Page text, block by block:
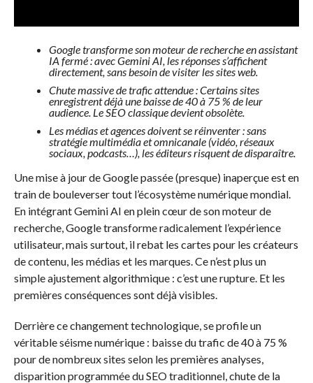
Google transforme son moteur de recherche en assistant
IA fermé : avec Gemini AI, les réponses s’affichent
directement, sans besoin de visiter les sites web.
Chute massive de trafic attendue : Certains sites
enregistrent déjà une baisse de 40 à 75 % de leur
audience. Le SEO classique devient obsolète.
Les médias et agences doivent se réinventer : sans
stratégie multimédia et omnicanale (vidéo, réseaux
sociaux, podcasts…), les éditeurs risquent de disparaître.
Une mise à jour de Google passée (presque) inaperçue est en
train de bouleverser tout l’écosystème numérique mondial.
En intégrant Gemini AI en plein cœur de son moteur de
recherche, Google transforme radicalement l’expérience
utilisateur, mais surtout, il rebat les cartes pour les créateurs
de contenu, les médias et les marques. Ce n’est plus un
simple ajustement algorithmique : c’est une rupture. Et les
premières conséquences sont déjà visibles.
Derrière ce changement technologique, se profile un
véritable séisme numérique : baisse du trafic de 40 à 75 %
pour de nombreux sites selon les premières analyses,
disparition programmée du SEO traditionnel, chute de la